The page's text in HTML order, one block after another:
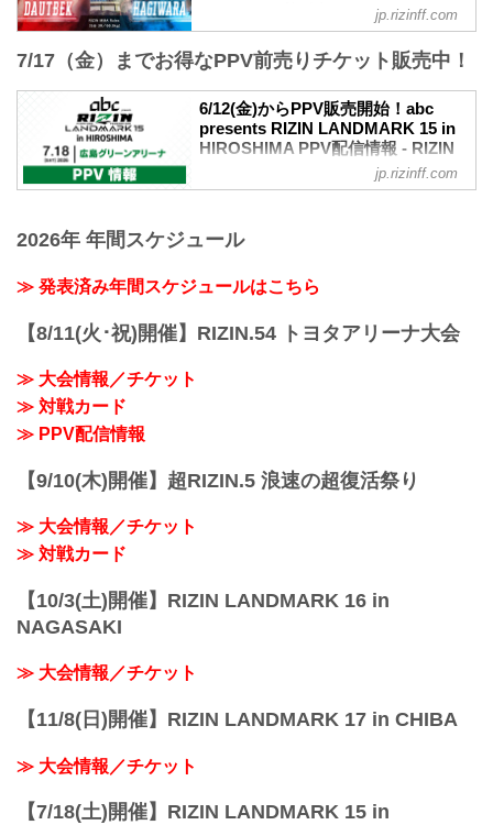
※開場・開始時間は予定です。決定次第
RIZIN FFオフィシャルサイトにてご案内
します。
会場
広島グリーンアリーナ
バス：「紙屋町」又は「バスセンター」
下車
路面電車：「紙屋町西」又は「原爆ドー
ム前」下車
出口＜基町クレド側＞）
≫ Googleマップで見る
!1m18...
RIZIN MMAルール：5分3R（66.0kg）
太田忍 vs. イリスベク・ティレノフ
RIZIN MMAルール：5分3R（61.0kg）
太田忍 vs. イリスベク・ティレノフ
RIZIN MMAルール：5分3R（71.0kg）
RIZIN MMAルール：5分3R（57.0kg）
jp.rizinff.com
7/17（金）までお得なPPV前売りチケット販売中！
6/12(金)からPPV販売開始！abc
presents RIZIN LANDMARK 15 in
HIROSHIMA PPV配信情報 - RIZIN
FIGHTING FEDERATION オフィシ
ャルサイト
HIROSHIMAのPPV配信チケットが、6月
RIZIN LIVE、ABEMA、U-NEXTにて販売
がスタート！（※スカパー！は6/26(金)販
お得なPPV前売りチケットは、大会前日
jp.rizinff.com
2026年 年間スケジュール
≫ 発表済み年間スケジュールはこちら
【8/11(火･祝)開催】RIZIN.54 トヨタアリーナ大会
≫ 大会情報／チケット
≫ 対戦カード
≫ PPV配信情報
【9/10(木)開催】超RIZIN.5 浪速の超復活祭り
≫ 大会情報／チケット
≫ 対戦カード
【10/3(土)開催】RIZIN LANDMARK 16 in
NAGASAKI
≫ 大会情報／チケット
【11/8(日)開催】RIZIN LANDMARK 17 in CHIBA
≫ 大会情報／チケット
【7/18(土)開催】RIZIN LANDMARK 15 in